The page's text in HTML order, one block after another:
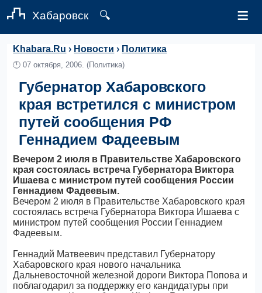
Хабаровск 🔍 ≡
Khabara.Ru › Новости › Политика
🕛07 октября, 2006. (Политика)
Губернатор Хабаровского
края встретился с министром
путей сообщения РФ
Геннадием Фадеевым
Вечером 2 июля в Правительстве Хабаровского
края состоялась встреча Губернатора Виктора
Ишаева с министром путей сообщения России
Геннадием Фадеевым.
Вечером 2 июля в Правительстве Хабаровского края
состоялась встреча Губернатора Виктора Ишаева с
министром путей сообщения России Геннадием
Фадеевым.
Геннадий Матвеевич представил Губернатору
Хабаровского края нового начальника
Дальневосточной железной дороги Виктора Попова и
поблагодарил за поддержку его кандидатуры при